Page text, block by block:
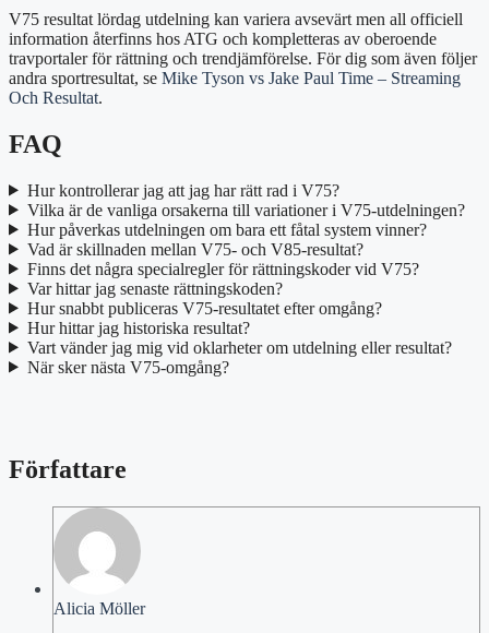
V75 resultat lördag utdelning kan variera avsevärt men all officiell
information återfinns hos ATG och kompletteras av oberoende
travportaler för rättning och trendjämförelse. För dig som även följer
andra sportresultat, se Mike Tyson vs Jake Paul Time – Streaming
Och Resultat.
FAQ
Hur kontrollerar jag att jag har rätt rad i V75?
Vilka är de vanliga orsakerna till variationer i V75-utdelningen?
Hur påverkas utdelningen om bara ett fåtal system vinner?
Vad är skillnaden mellan V75- och V85-resultat?
Finns det några specialregler för rättningskoder vid V75?
Var hittar jag senaste rättningskoden?
Hur snabbt publiceras V75-resultatet efter omgång?
Hur hittar jag historiska resultat?
Vart vänder jag mig vid oklarheter om utdelning eller resultat?
När sker nästa V75-omgång?
Författare
Alicia Möller